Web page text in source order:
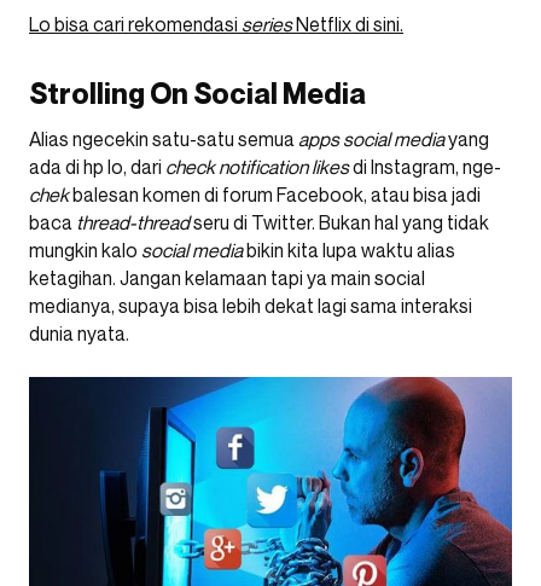
Lo bisa cari rekomendasi seriesNetflix di sini.
Strolling On Social Media
Alias ngecekin satu-satu semua apps social mediayang
ada di hp lo, dari check notification likesdi Instagram, nge-
chekbalesan komen di forum Facebook, atau bisa jadi
baca thread-threadseru di Twitter. Bukan hal yang tidak
mungkin kalo social mediabikin kita lupa waktu alias
ketagihan. Jangan kelamaan tapi ya main social
medianya, supaya bisa lebih dekat lagi sama interaksi
dunia nyata.